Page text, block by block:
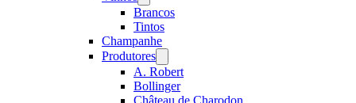
menu
Brancos
Tintos
Champanhe
Produtores
menu
A. Robert
Bollinger
Château de Charodon